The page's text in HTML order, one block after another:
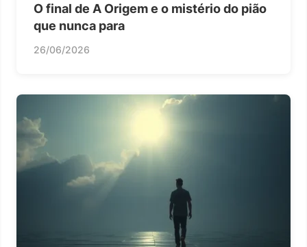
O final de A Origem e o mistério do pião
que nunca para
26/06/2026